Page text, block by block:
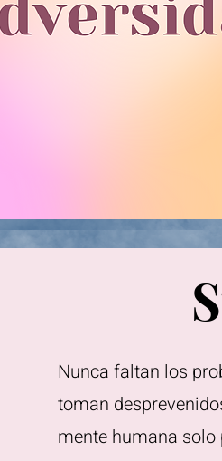
Nunca faltan los
toman
mente humana